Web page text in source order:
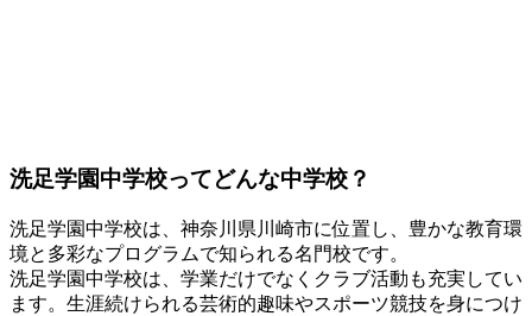
洗足学園中学校ってどんな中学校？
洗足学園中学校は、神奈川県川崎市に位置し、豊かな教育環
境と多彩なプログラムで知られる名門校です。
洗足学園中学校は、学業だけでなくクラブ活動も充実してい
ます。生涯続けられる芸術的趣味やスポーツ競技を身につけ